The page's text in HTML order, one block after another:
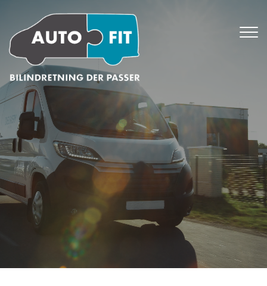
hovedindhold